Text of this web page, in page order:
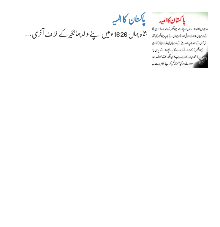
پاکستان کا المیہ
شاہ جہاں 1626ء میں اپنے والد جہانگیر کے خلاف آخری…